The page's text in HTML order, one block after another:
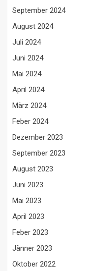
September 2024
August 2024
Juli 2024
Juni 2024
Mai 2024
April 2024
März 2024
Feber 2024
Dezember 2023
September 2023
August 2023
Juni 2023
Mai 2023
April 2023
Feber 2023
Jänner 2023
Oktober 2022